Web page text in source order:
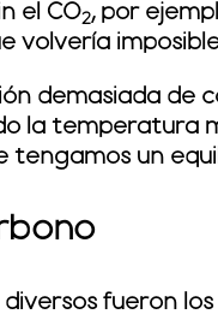
el CO2, por
volvería
demasiada de
la temperatura
tengamos un
fueron